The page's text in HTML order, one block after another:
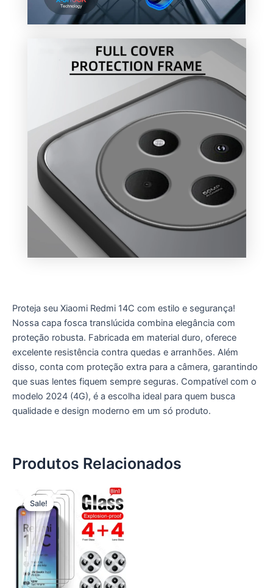
Proteja seu Xiaomi Redmi 14C com estilo e segurança!
Nossa capa fosca translúcida combina elegância com
proteção robusta. Fabricada em material duro, oferece
excelente resistência contra quedas e arranhões. Além
disso, conta com proteção extra para a câmera, garantindo
que suas lentes fiquem sempre seguras. Compatível com o
modelo 2024 (4G), é a escolha ideal para quem busca
qualidade e design moderno em um só produto.
Produtos Relacionados
Sale!
Sale!
O
preço
original
era:
25,00 €.
preço
atual
15,00 €.